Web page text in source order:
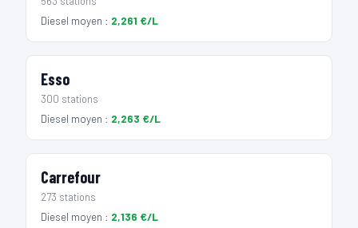
Diesel moyen : 2,261 €/L
Esso
300 stations
Diesel moyen : 2,263 €/L
Carrefour
273 stations
Diesel moyen : 2,136 €/L